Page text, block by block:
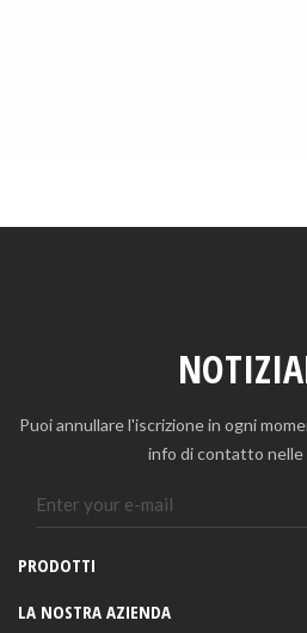
Puoi annullare l'iscrizione in ogni
info di contatto nelle
PRODOTTI
LA NOSTRA AZIENDA